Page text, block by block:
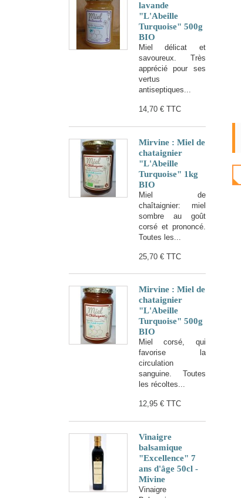
lavande
"L'Abeille
Turquoise" 500g
BIO
Miel délicat et
savoureux. Très
apprécié pour ses
vertus
antiseptiques...
14,70 € TTC
Mirvine : Miel de
chataignier
"L'Abeille
Turquoise" 1kg
BIO
Miel de
chaîtaignier: miel
sombre au goût
corsé et prononcé.
Toutes les...
25,70 € TTC
Mirvine : Miel de
chataignier
"L'Abeille
Turquoise" 500g
BIO
Miel corsé, qui
favorise la
circulation
sanguine. Toutes
les récoltes...
12,95 € TTC
Vinaigre
balsamique
"Excellence" 7
ans d'âge 50cl -
Mivine
Vinaigre